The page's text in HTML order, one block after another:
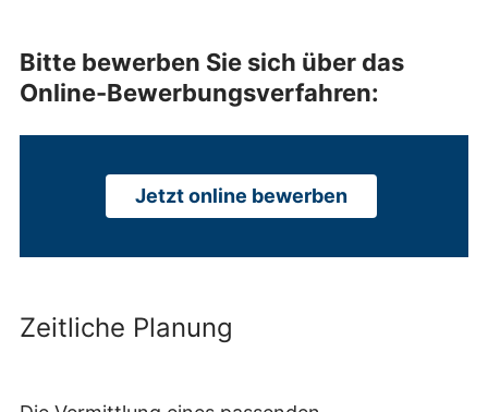
Bitte bewerben Sie sich über das
Online-Bewerbungsverfahren:
Jetzt online bewerben
Zeitliche Planung